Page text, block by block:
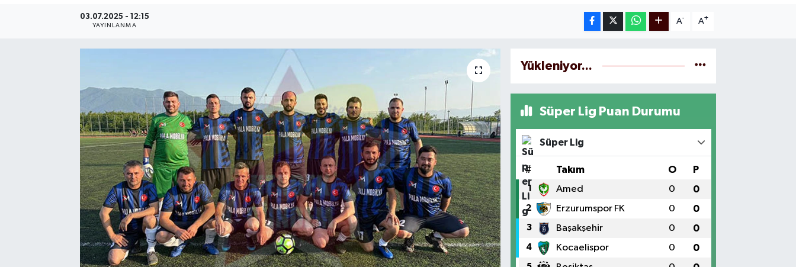
03.07.2025 - 12:15
YAYINLANMA
A- A+
Yükleniyor...
Süper Lig Puan Durumu
Süper Lig
# Takım O P
1 Amed 0 0
2 Erzurumspor FK 0 0
3 Başakşehir 0 0
4 Kocaelispor 0 0